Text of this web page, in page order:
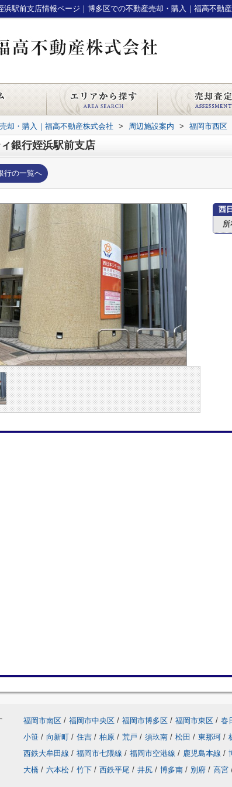
浜駅前支店情報ページ｜博多区での不動産売却・購入｜福高不動
却・購入｜福高不動産株式会社 > 周辺施設案内 > 福岡市西区
銀行姪浜駅前支店
行の一覧へ
西
所
福岡市南区 / 福岡市中央区 / 福岡市博多区 / 福岡市東区 / 春
小笹 / 向新町 / 住吉 / 柏原 / 荒戸 / 須玖南 / 松田 / 東那珂 /
西鉄大牟田線 / 福岡市七隈線 / 福岡市空港線 / 鹿児島本線 /
大橋 / 六本松 / 竹下 / 西鉄平尾 / 井尻 / 博多南 / 別府 / 高宮